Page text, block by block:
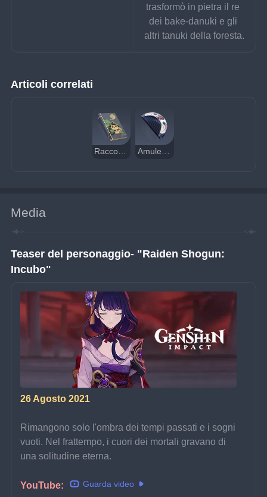
trasformò in pietra il re
dei bake-danuki e gli
altri tanuki della foresta.
Articoli correlati
Racconti di Via Toki (Prologo) Amuleto di Ioroi
Media
Teaser del personaggio- "Raiden Shogun:
Incubo"
26 Agosto 2021
Rimangono solo l'ombra dei tempi passati e i sogni
vuoti. Nel frattempo, i cuori dei mortali gravano di
una solitudine eterna.
YouTube: Guarda video